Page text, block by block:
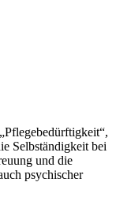
Selbständigkeit bei
und die
psychischer